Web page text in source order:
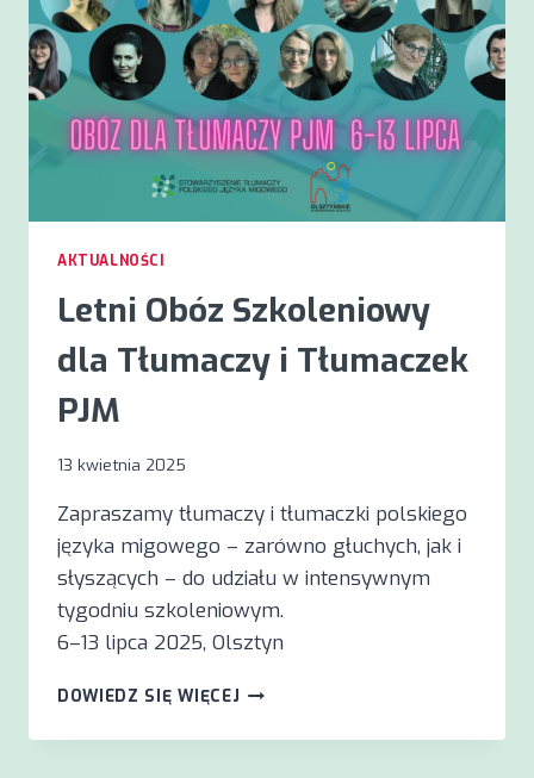
WARSZAWIE!
AKTUALNOŚCI
Letni Obóz Szkoleniowy
dla Tłumaczy i Tłumaczek
PJM
13 kwietnia 2025
Zapraszamy tłumaczy i tłumaczki polskiego
języka migowego – zarówno głuchych, jak i
słyszących – do udziału w intensywnym
tygodniu szkoleniowym.
6–13 lipca 2025, Olsztyn
DOWIEDZ SIĘ WIĘCEJ LETNI
SZKOLENIOWY